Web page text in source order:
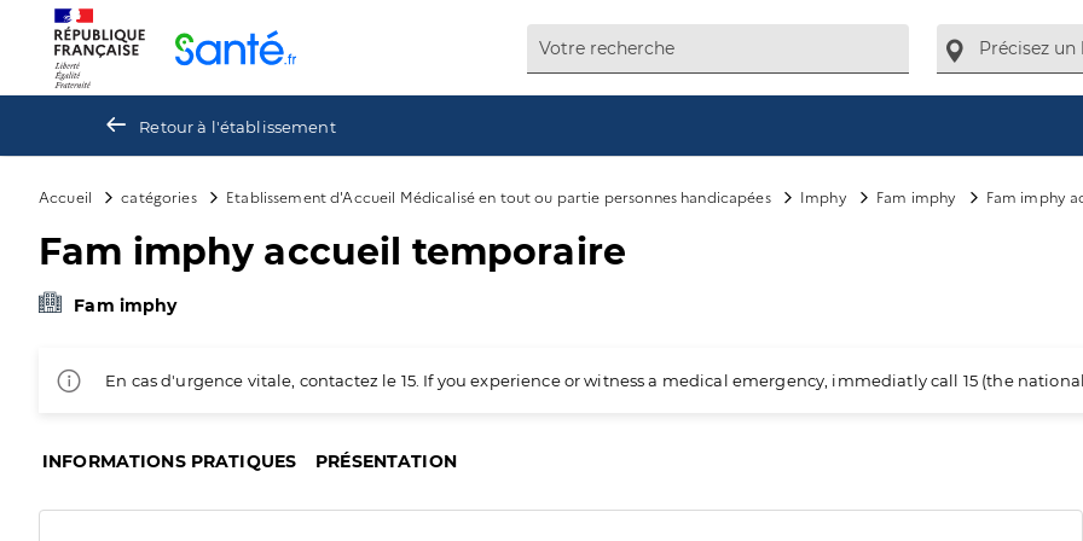
Retour à l'établissement
Accueil catégories Etablissement d'Accueil Médicalisé en tout ou partie personnes handicapées Imphy Fam imphy Fam imphy
Fam imphy accueil temporaire
Fam imphy
En cas d'urgence vitale, contactez le 15. If you experience or witness a medical emergency, immediatly call 15 (the
INFORMATIONS PRATIQUES PRÉSENTATION
Panneau de gestion des cookies